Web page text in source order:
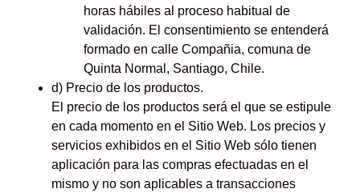
horas hábiles al proceso habitual de
validación. El consentimiento se entenderá
formado en calle Compañia, comuna de
Quinta Normal, Santiago, Chile.
d) Precio de los productos.
El precio de los productos será el que se estipule
en cada momento en el Sitio Web. Los precios y
servicios exhibidos en el Sitio Web sólo tienen
aplicación para las compras efectuadas en el
mismo y no son aplicables a transacciones